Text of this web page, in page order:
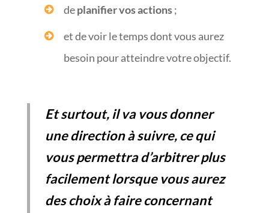
deplanifier vos actions;
et de voir le temps dont vous aurez
besoin pour atteindre votre objectif.
Et surtout, il va vous donner
une direction à suivre, ce qui
vous permettra d’arbitrer plus
facilement lorsque vous aurez
des choix à faire concernant